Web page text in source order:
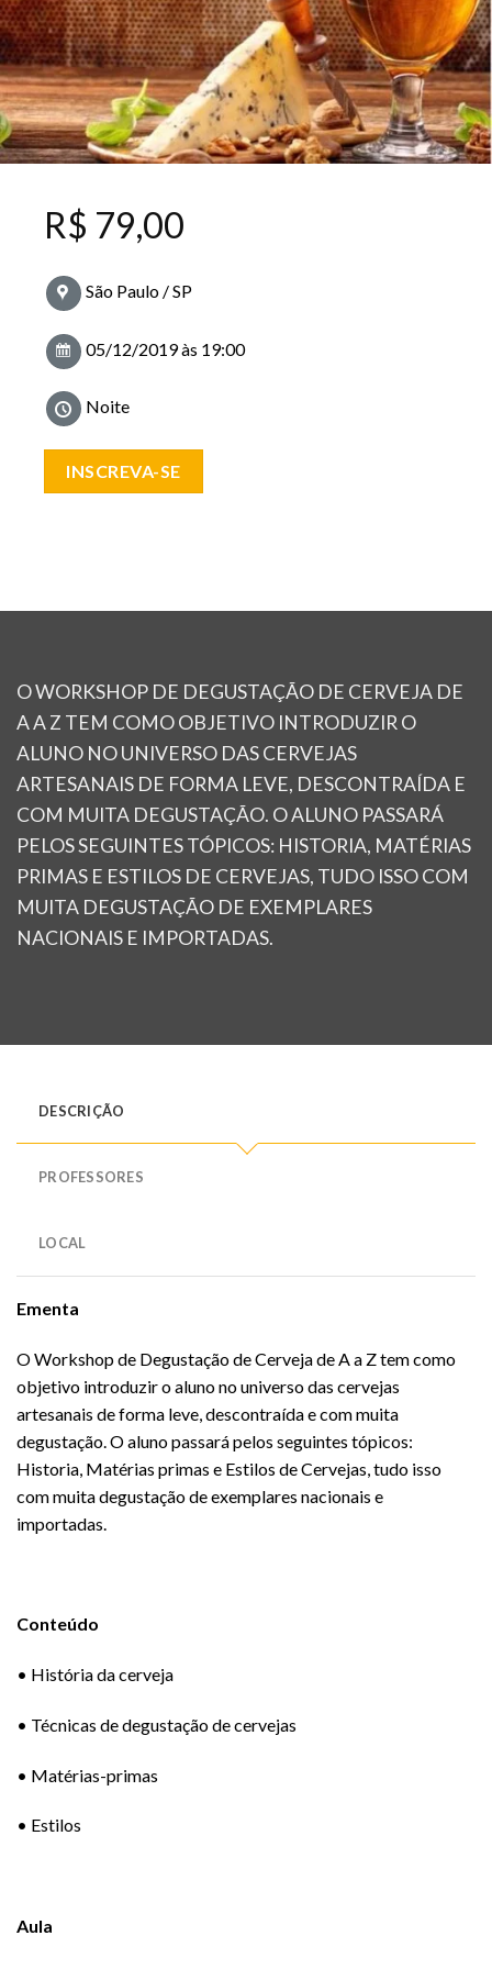
R$ 79,00
São Paulo / SP
05/12/2019 às 19:00
Noite
INSCREVA-SE
O WORKSHOP DE DEGUSTAÇÃO DE CERVEJA DE
A A Z TEM COMO OBJETIVO INTRODUZIR O
ALUNO NO UNIVERSO DAS CERVEJAS
ARTESANAIS DE FORMA LEVE, DESCONTRAÍDA E
COM MUITA DEGUSTAÇÃO. O ALUNO PASSARÁ
PELOS SEGUINTES TÓPICOS: HISTORIA, MATÉRIAS
PRIMAS E ESTILOS DE CERVEJAS, TUDO ISSO COM
MUITA DEGUSTAÇÃO DE EXEMPLARES
NACIONAIS E IMPORTADAS.
DESCRIÇÃO
PROFESSORES
LOCAL
Ementa
O Workshop de Degustação de Cerveja de A a Z tem como
objetivo introduzir o aluno no universo das cervejas
artesanais de forma leve, descontraída e com muita
degustação. O aluno passará pelos seguintes tópicos:
Historia, Matérias primas e Estilos de Cervejas, tudo isso
com muita degustação de exemplares nacionais e
importadas.
Conteúdo
• História da cerveja
• Técnicas de degustação de cervejas
• Matérias-primas
• Estilos
Aula